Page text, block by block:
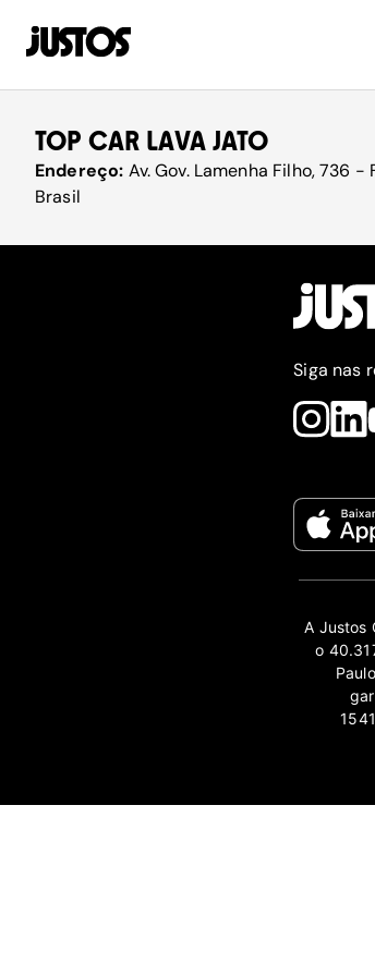
TOP CAR LAVA JATO
Endereço: Av. Gov. Lamenha Filho, 736
Brasil
Siga nas
A Justos
o